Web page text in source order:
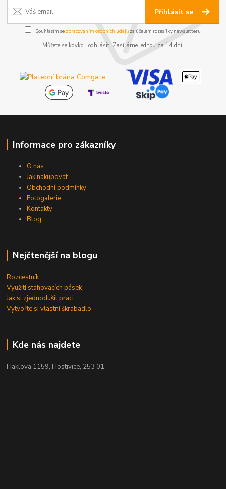
Přihlásit se
Souhlasím se zpracováním osobních údajůza účelem rozesílky newsletteru.
Můžete se kdykoli odhlásit. Zasíláme jednou za 14 dní.
Informace pro zákazníky
O nás
Jak nakupovat
Obchodní podmínky
Fotogalerie
Kontakty
Blog
Nejčtenější na blogu
Rozcestník
Využití stahovacích pásek
Jak si zjednodušit práci
Vytvořte si vlastní škrabadlo
Kde nás najdete
Haklova 1159, Hostivice, 253 01